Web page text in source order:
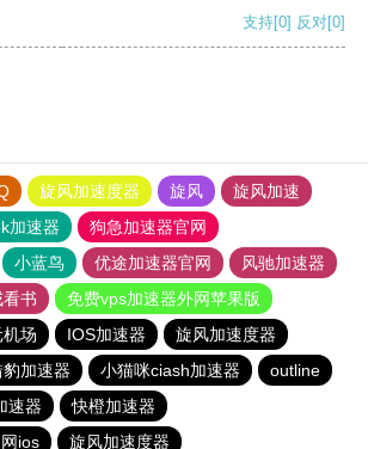
支持[0] 反对[0]
旋风加速度器 旋风
旋风加速
加速器
狗急加速器官网
小蓝鸟 优途加速器官网
风驰加速器
看书
免费vps加速器外网苹果版
场 IOS加速器
旋风加速度器
豹加速器 小猫咪ciash加速器
outline
速器
快橙加速器
ios
旋风加速度器